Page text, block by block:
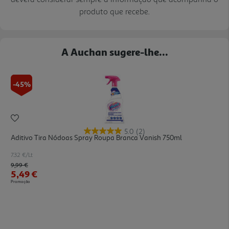
produto que recebe.
A Auchan sugere-lhe...
-45%
5.0 (2)
Aditivo Tira Nódoas Spray Roupa Branca Vanish 750ml
7.32 €/Lt
Price reduced from
9,99 €to
5,49 €
Promoção